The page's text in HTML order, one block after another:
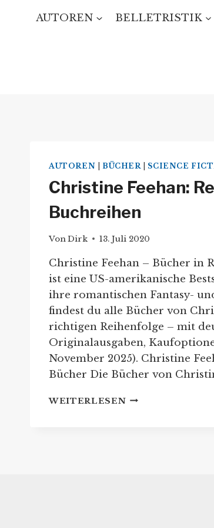
AUTOREN BELLETRISTIK
AUTOREN BÜCHER| SCIENCE
Christine Feehan:
Buchreihen
VonDirk 13. Juli 2020
Christine Feehan – Bücher in
ist eine US-amerikanische
ihre romantischen Fantasy-
findest du alle Bücher von
richtigen Reihenfolge – mit
Originalausgaben,
November 2025). Christine
Bücher Die Bücher von
WEITERLESENCHRISTINE